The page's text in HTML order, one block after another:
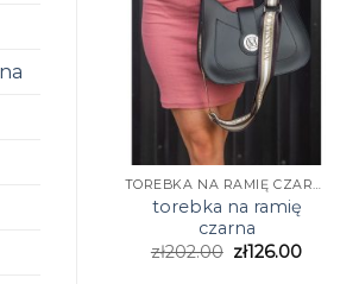
TOREBKA NA RAMIĘ CZARNA
torebka na ramię
czarna
zł202.00 zł126.00